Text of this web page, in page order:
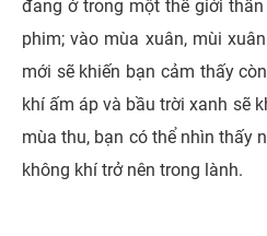
đang ở trong một thế giới
phim; vào mùa xuân, mùi
mới sẽ khiến bạn cảm thấy
khí ấm áp và bầu trời xanh sẽ
mùa thu, bạn có thể nhìn thấy
không khí trở nên trong lành.